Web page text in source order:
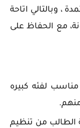
، وبالتالي اتاحة
مع الحفاظ على
مناسب لفئه كبيره
الطالب من تنظيم